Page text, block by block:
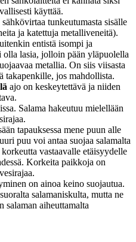
käyttää.
tunkeutumasta sisälle
ja katettuja metalliveneitä).
entistä isompi ja
lasia, jolloin pään yläpuolella
metallia. On siis viisasta
takapenkille, jos mahdollista.
ajo on keskeytettävä ja niiden
Salama hakeutuu mielellään
tapauksessa mene puun alle
puu voi antaa suojaa salamalta
vastaavalle etäisyydelle
Korkeita paikkoja on
on ainoa keino suojautua.
salamaniskulta, mutta ne
salaman aiheuttamalta